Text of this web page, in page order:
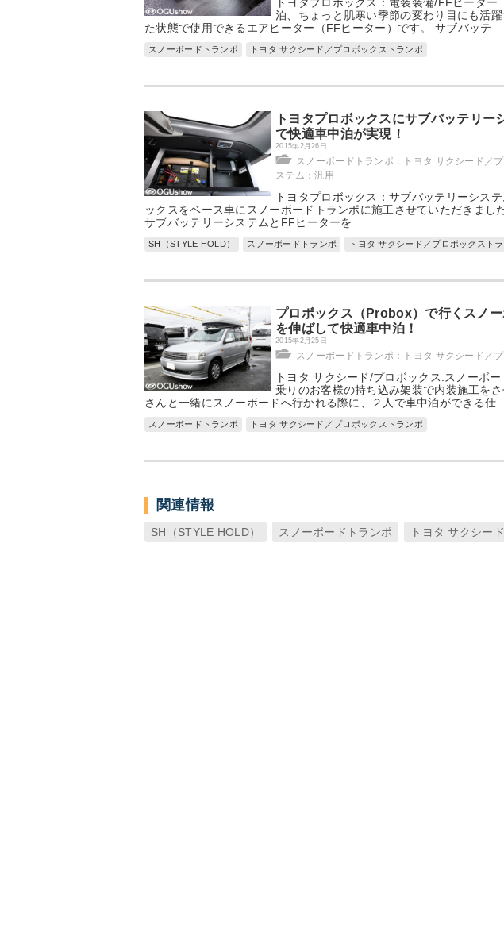
泊、ちょっと肌寒い季節の変わり目にも活
た状態で使用できるエアヒーター（FFヒーター）です。 サブバッテ
スノーボードトランポ トヨタ サクシード／プロボックストランポ
トヨタプロボックスにサブバッテリー
で快適車中泊が実現！
2015年2月26日
スノーボードトランポ：トヨタ サクシード／
ステム：汎用
トヨタプロボックス：サブバッテリーシス
ックスをベース車にスノーボードトランポに施工させていただきまし
サブバッテリーシステムとFFヒーターを
SH（STYLE HOLD） スノーボードトランポ トヨタ サクシード／プロボックスト
プロボックス（Probox）で行くスノ
を伸ばして快適車中泊！
2015年2月25日
スノーボードトランポ：トヨタ サクシード／
トヨタ サクシード/プロボックス:スノーボ
乗りのお客様の持ち込み架装で内装施工を
さんと一緒にスノーボードへ行かれる際に、２人で車中泊ができる仕
スノーボードトランポ トヨタ サクシード／プロボックストランポ
関連情報
SH（STYLE HOLD） スノーボードトランポ トヨタ サクシー